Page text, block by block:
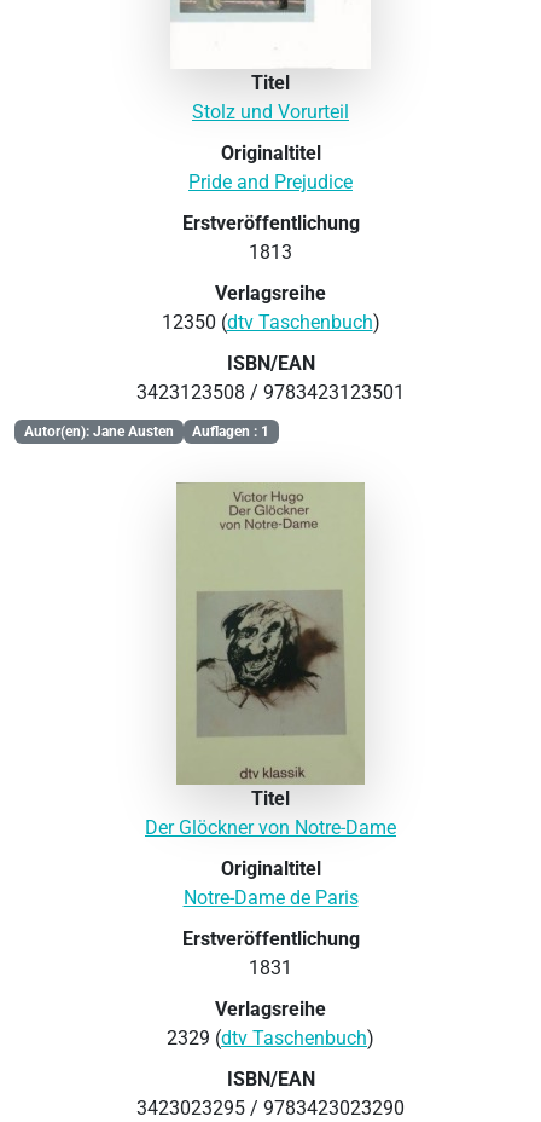
Titel
Stolz und Vorurteil
Originaltitel
Pride and Prejudice
Erstveröffentlichung
1813
Verlagsreihe
12350 (dtv Taschenbuch)
ISBN/EAN
3423123508 / 9783423123501
Autor(en): Jane Austen Auflagen : 1
Titel
Der Glöckner von Notre-Dame
Originaltitel
Notre-Dame de Paris
Erstveröffentlichung
1831
Verlagsreihe
2329 (dtv Taschenbuch)
ISBN/EAN
3423023295 / 9783423023290